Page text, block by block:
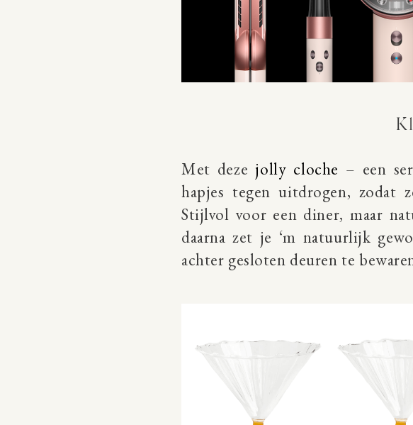
Met deze jolly cloche – een
hapjes tegen uitdrogen, zodat
Stijlvol voor een diner, maar
daarna zet je ‘m natuurlijk
achter gesloten deuren te